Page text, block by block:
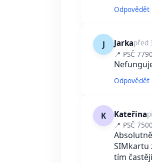
Odpovědět
J Jarkapřed
📍 PSČ
Odpovědět
K Kateřina
📍 PSČ
SIMkartu
tím